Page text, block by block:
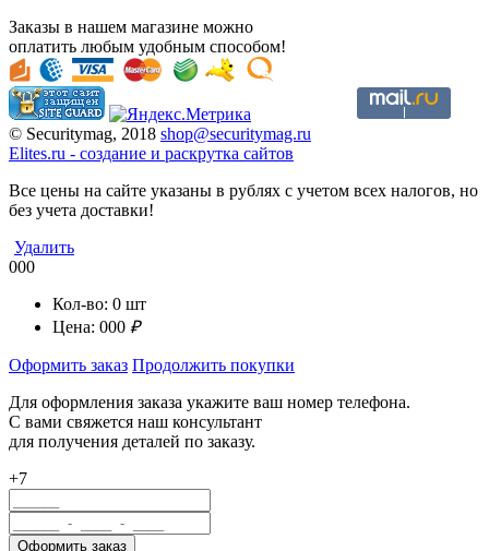
Заказы в нашем магазине можно
оплатить любым удобным способом!
© Securitymag, 2018 shop@securitymag.ru
Elites.ru - cоздание и раскрутка сайтов
Все цены на сайте указаны в рублях с учетом всех налогов, но
без учета доставки!
Удалить
000
Кол-во: 0 шт
Цена: 000 ₽
Оформить заказ Продолжить покупки
Для оформления заказа укажите ваш номер телефона.
С вами свяжется наш консультант
для получения деталей по заказу.
+7